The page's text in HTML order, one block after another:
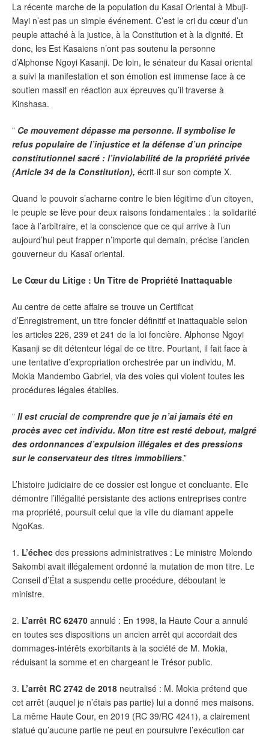
La récente marche de la population du Kasaï Oriental à Mbuji-
Mayi n’est pas un simple événement. C’est le cri du cœur d’un
peuple attaché à la justice, à la Constitution et à la dignité. Et
donc, les Est Kasaiens n’ont pas soutenu la personne
d’Alphonse Ngoyi Kasanji. De loin, le sénateur du Kasaï oriental
a suivi la manifestation et son émotion est immense face à ce
soutien massif en réaction aux épreuves qu’il traverse à
Kinshasa.
” Ce mouvement dépasse ma personne. Il symbolise le
refus populaire de l’injustice et la défense d’un principe
constitutionnel sacré : l’inviolabilité de la propriété privée
(Article 34 de la Constitution), écrit-il sur son compte X.
Quand le pouvoir s’acharne contre le bien légitime d’un citoyen,
le peuple se lève pour deux raisons fondamentales : la solidarité
face à l’arbitraire, et la conscience que ce qui arrive à l’un
aujourd’hui peut frapper n’importe qui demain, précise l’ancien
gouverneur du Kasaï oriental.
Le Cœur du Litige : Un Titre de Propriété Inattaquable
Au centre de cette affaire se trouve un Certificat
d’Enregistrement, un titre foncier définitif et inattaquable selon
les articles 226, 239 et 241 de la loi foncière. Alphonse Ngoyi
Kasanji se dit détenteur légal de ce titre. Pourtant, il fait face à
une tentative d’expropriation orchestrée par un individu, M.
Mokia Mandembo Gabriel, via des voies qui violent toutes les
procédures légales établies.
” Il est crucial de comprendre que je n’ai jamais été en
procès avec cet individu. Mon titre est resté debout, malgré
des ordonnances d’expulsion illégales et des pressions
sur le conservateur des titres immobiliers.”
L’histoire judiciaire de ce dossier est longue et concluante. Elle
démontre l’illégalité persistante des actions entreprises contre
ma propriété, poursuit celui que la ville du diamant appelle
NgoKas.
1. L’échec des pressions administratives : Le ministre Molendo
Sakombi avait illégalement ordonné la mutation de mon titre. Le
Conseil d’État a suspendu cette procédure, déboutant le
ministre.
2. L’arrêt RC 62470 annulé : En 1998, la Haute Cour a annulé
en toutes ses dispositions un ancien arrêt qui accordait des
dommages-intérêts exorbitants à la société de M. Mokia,
réduisant la somme et en chargeant le Trésor public.
3. L’arrêt RC 2742 de 2018 neutralisé : M. Mokia prétend que
cet arrêt (auquel je n’étais pas partie) lui a donné mes maisons.
La même Haute Cour, en 2019 (RC 39/RC 4241), a clairement
statué qu’aucune partie ne peut en poursuivre l’exécution car